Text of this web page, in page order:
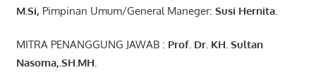
M.Si, Pimpinan Umum/General Maneger: Susi Hernita.
MITRA PENANGGUNG JAWAB : Prof. Dr. KH. Sultan
Nasoma,.SH.MH.